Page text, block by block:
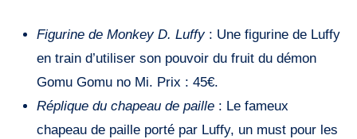
Figurine de Monkey D. Luffy: Une figurine de Luffy
en train d’utiliser son pouvoir du fruit du démon
Gomu Gomu no Mi. Prix : 45€.
Réplique du chapeau de paille: Le fameux
chapeau de paille porté par Luffy, un must pour les